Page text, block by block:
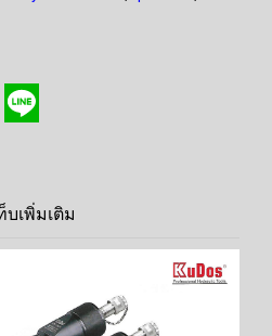
บเพิ่มเติม